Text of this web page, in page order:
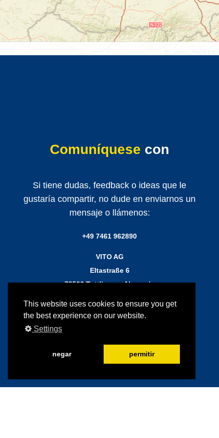
This website uses cookies to ensure you get
the best experience on our website.
Settings
negar permitir
Comuníquese con
Si tiene dudas, feedback o ideas que le
gustaría compartir, no dude en enviarnos un
mensaje o llámenos:
+49 7461 962890
VITO AG
Eltastraße 6
78532 Tuttlingen, Alemania
#vitofilter